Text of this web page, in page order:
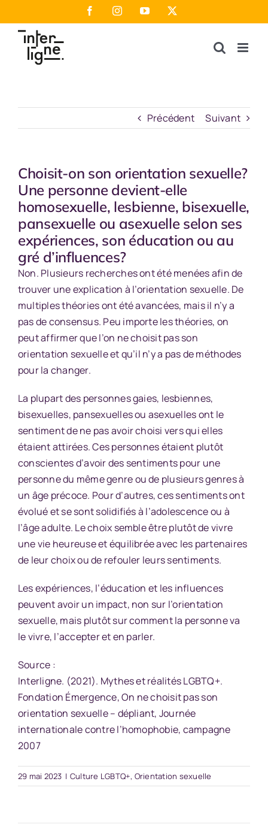
au
contenu
FacebookInstagramYouTube
Précédent Suivant
Choisit-on son orientation sexuelle?
Une personne devient-elle
homosexuelle, lesbienne, bisexuelle,
pansexuelle ou asexuelle selon ses
expériences, son éducation ou au
gré d’influences?
Non. Plusieurs recherches ont été menées afin de
trouver une explication à l’orientation sexuelle. De
multiples théories ont été avancées, mais il n’y a
pas de consensus. Peu importe les théories, on
peut affirmer que l’on ne choisit pas son
orientation sexuelle et qu’il n’y a pas de méthodes
pour la changer.
La plupart des personnes gaies, lesbiennes,
bisexuelles, pansexuelles ou asexuelles ont le
sentiment de ne pas avoir choisi vers qui elles
étaient attirées. Ces personnes étaient plutôt
conscientes d’avoir des sentiments pour une
personne du même genre ou de plusieurs genres à
un âge précoce. Pour d’autres, ces sentiments ont
évolué et se sont solidifiés à l’adolescence ou à
l’âge adulte. Le choix semble être plutôt de vivre
une vie heureuse et équilibrée avec les partenaires
de leur choix ou de refouler leurs sentiments.
Les expériences, l’éducation et les influences
peuvent avoir un impact, non sur l’orientation
sexuelle, mais plutôt sur comment la personne va
le vivre, l’accepter et en parler.
Source :
Interligne. (2021). Mythes et réalités LGBTQ+.
Fondation Émergence, On ne choisit pas son
orientation sexuelle – dépliant, Journée
internationale contre l’homophobie, campagne
2007
29 mai 2023 | Culture LGBTQ+, Orientation sexuelle